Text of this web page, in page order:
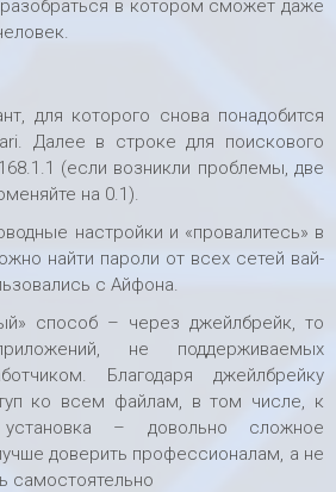
в котором сможет даже
для которого снова понадобится
Далее в строке для поискового
(если возникли проблемы, две
на 0.1).
настройки и «провалитесь» в
найти пароли от всех сетей вай-
с Айфона.
способ – через джейлбрейк, то
не поддерживаемых
Благодаря джейлбрейку
ко всем файлам, в том числе, к
– довольно сложное
доверить профессионалам, а не
самостоятельно